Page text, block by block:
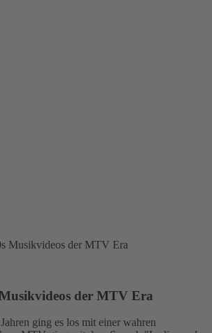
Musikvideos der MTV Era
der MTV Era
ging es los mit einer wahren